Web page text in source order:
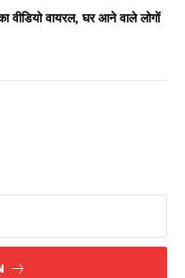
on AIN
वीडियो वायरल, घर आने वाले लोगों